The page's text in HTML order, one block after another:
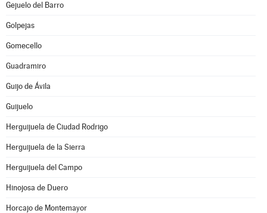
Gejuelo del Barro
Golpejas
Gomecello
Guadramiro
Guijo de Ávila
Guijuelo
Herguijuela de Ciudad Rodrigo
Herguijuela de la Sierra
Herguijuela del Campo
Hinojosa de Duero
Horcajo de Montemayor